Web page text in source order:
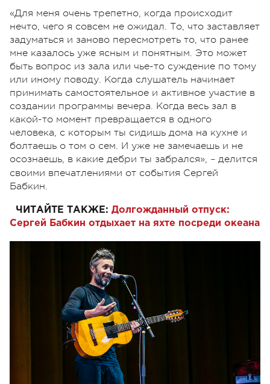
«Для меня очень трепетно, когда происходит
нечто, чего я совсем не ожидал. То, что заставляет
задуматься и заново пересмотреть то, что ранее
мне казалось уже ясным и понятным. Это может
быть вопрос из зала или чье-то суждение по тому
или иному поводу. Когда слушатель начинает
принимать самостоятельное и активное участие в
создании программы вечера. Когда весь зал в
какой-то момент превращается в одного
человека, с которым ты сидишь дома на кухне и
болтаешь о том о сем. И уже не замечаешь и не
осознаешь, в какие дебри ты забрался», – делится
своими впечатлениями от события Сергей
Бабкин.
ЧИТАЙТЕ ТАКЖЕ: Долгожданный отпуск:
Сергей Бабкин отдыхает на яхте посреди океана